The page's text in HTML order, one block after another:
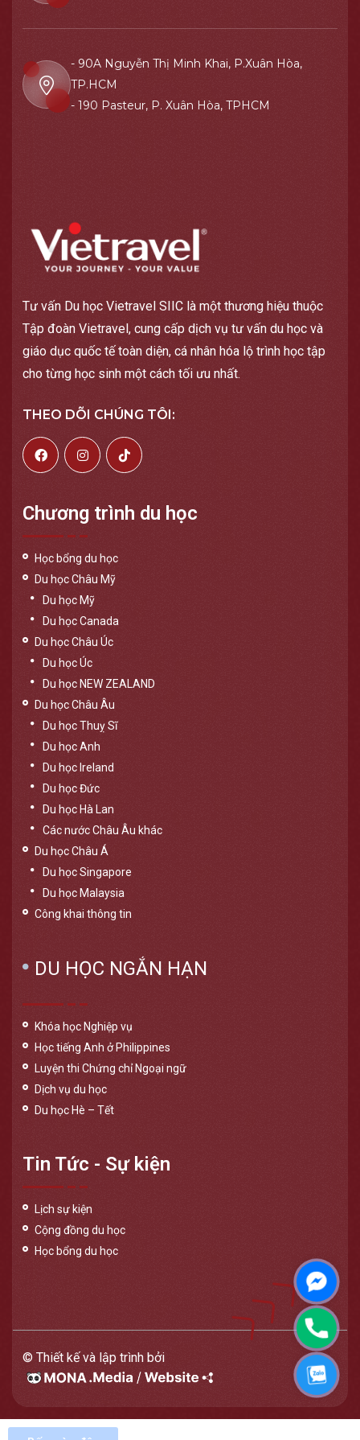
- 90A Nguyễn Thị Minh Khai, P.Xuân Hòa,
TP.HCM
- 190 Pasteur, P. Xuân Hòa, TPHCM
Tư vấn Du học Vietravel SIIC là một thương hiệu thuộc
Tập đoàn Vietravel, cung cấp dịch vụ tư vấn du học và
giáo dục quốc tế toàn diện, cá nhân hóa lộ trình học tập
cho từng học sinh một cách tối ưu nhất.
THEO DÕI CHÚNG TÔI:
Chương trình du học
Học bổng du học
Du học Châu Mỹ
Du học Mỹ
Du học Canada
Du học Châu Úc
Du học Úc
Du học NEW ZEALAND
Du học Châu Âu
Du học Thuỵ Sĩ
Du học Anh
Du học Ireland
Du học Đức
Du học Hà Lan
Các nước Châu Âu khác
Du học Châu Á
Du học Singapore
Du học Malaysia
Công khai thông tin
DU HỌC NGẮN HẠN
Khóa học Nghiệp vụ
Học tiếng Anh ở Philippines
Luyện thi Chứng chỉ Ngoại ngữ
Dịch vụ du học
Du học Hè – Tết
Tin Tức - Sự kiện
Lịch sự kiện
Cộng đồng du học
Học bổng du học
© Thiết kế và lập trình bởi
Phone
Zalo